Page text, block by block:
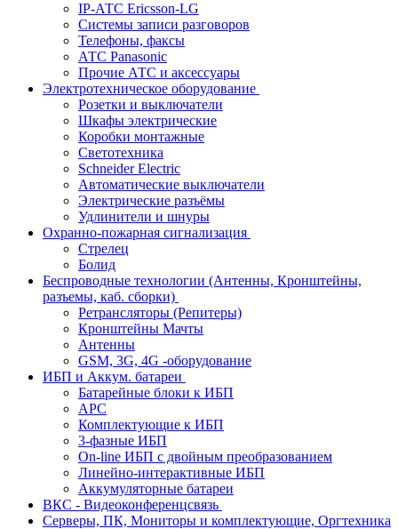
IP-АТС Ericsson-LG
Системы записи разговоров
Телефоны, факсы
АТС Panasonic
Прочие АТС и аксессуары
Электротехническое оборудование
Розетки и выключатели
Шкафы электрические
Коробки монтажные
Светотехника
Schneider Electric
Автоматические выключатели
Электрические разъёмы
Удлинители и шнуры
Охранно-пожарная сигнализация
Стрелец
Болид
Беспроводные технологии (Антенны, Кронштейны,
разъемы, каб. сборки)
Ретрансляторы (Репитеры)
Кронштейны Мачты
Антенны
GSM, 3G, 4G -оборудование
ИБП и Аккум. батареи
Батарейные блоки к ИБП
APC
Комплектующие к ИБП
3-фазные ИБП
On-line ИБП с двойным преобразованием
Линейно-интерактивные ИБП
Аккумуляторные батареи
ВКС - Видеоконференцсвязь
Серверы, ПК, Мониторы и комплектующие, Оргтехника